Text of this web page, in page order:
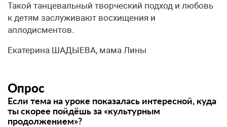
Такой танцевальный творческий подход и любовь
к детям заслуживают восхищения и
аплодисментов.
Екатерина ШАДЫЕВА, мама Лины
Опрос
Если тема на уроке показалась интересной, куда
ты скорее пойдёшь за «культурным
продолжением»?